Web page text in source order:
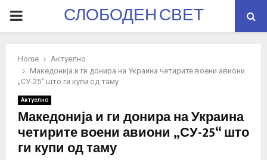
PRIMARYСЛОБОДЕН СВЕТ
Home
Актуелно
Македонија и ги донира на Украина четирите воени авиони
„СУ-25“ што ги купи од таму
Актуелно
Македонија и ги донира на Украина
четирите воени авиони „СУ-25“ што
ги купи од таму